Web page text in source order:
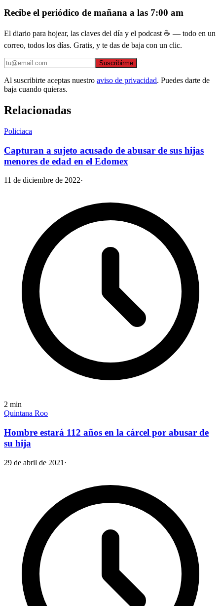
Recibe el periódico de mañana a las 7:00 am
El diario para hojear, las claves del día y el podcast ☕ — todo en un
correo, todos los días. Gratis, y te das de baja con un clic.
Suscribirme
Al suscribirte aceptas nuestro aviso de privacidad. Puedes darte de
baja cuando quieras.
Relacionadas
Policiaca
Capturan a sujeto acusado de abusar de sus hijas
menores de edad en el Edomex
11 de diciembre de 2022·
2 min
Quintana Roo
Hombre estará 112 años en la cárcel por abusar de
su hija
29 de abril de 2021 ·